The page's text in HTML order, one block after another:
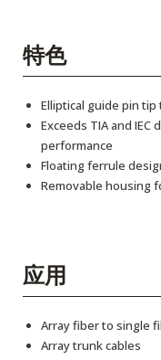
特色
Elliptical guide pin
Exceeds TIA and
performance
Floating ferrule
Removable housing
应用
Array fiber to single
Array trunk cables